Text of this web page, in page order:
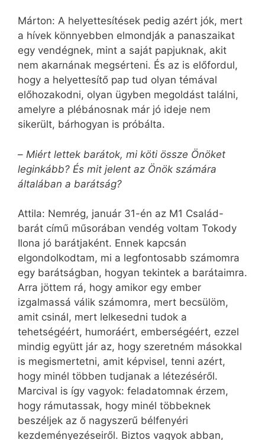
Márton: A helyettesítések pedig azért jók, mert
a hívek könnyebben elmondják a panaszaikat
egy vendégnek, mint a saját papjuknak, akit
nem akarnának megsérteni. És az is előfordul,
hogy a helyettesítő pap tud olyan témával
előhozakodni, olyan ügyben megoldást találni,
amelyre a plébánosnak már jó ideje nem
sikerült, bárhogyan is próbálta.
– Miért lettek barátok, mi köti össze Önöket
leginkább? És mit jelent az Önök számára
általában a barátság?
Attila: Nemrég, január 31-én az M1 Család-
barát című műsorában vendég voltam Tokody
Ilona jó barátjaként. Ennek kapcsán
elgondolkodtam, mi a legfontosabb számomra
egy barátságban, hogyan tekintek a barátaimra.
Arra jöttem rá, hogy amikor egy ember
izgalmassá válik számomra, mert becsülöm,
amit csinál, mert lelkesedni tudok a
tehetségéért, humoráért, emberségéért, ezzel
mindig együtt jár az, hogy szeretném másokkal
is megismertetni, amit képvisel, tenni azért,
hogy minél többen tudjanak a létezéséről.
Marcival is így vagyok: feladatomnak érzem,
hogy rámutassak, hogy minél többeknek
beszéljek az ő nagyszerű bélfenyéri
kezdeményezéseiről. Biztos vagyok abban,